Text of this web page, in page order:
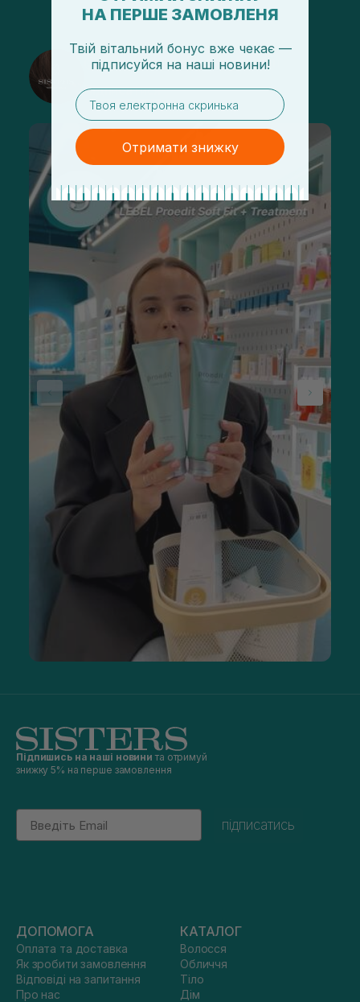
@sisters_stelmakh в Instagram
Підписатися
Підпишись на наші новини та отримуй
знижку 5% на перше замовлення
Email
підписатись
ДОПОМОГА
Оплата та доставка
Як зробити замовлення
Відповіді на запитання
Про нас
КАТАЛОГ
Волосся
Обличчя
Тіло
Дім
НА ПЕРШЕ ЗАМОВЛЕНЯ
Твій вітальний бонус вже чекає —
підписуйся на наші новини!
email
Отримати знижку